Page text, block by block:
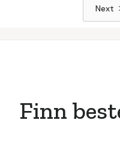
Next
Finn